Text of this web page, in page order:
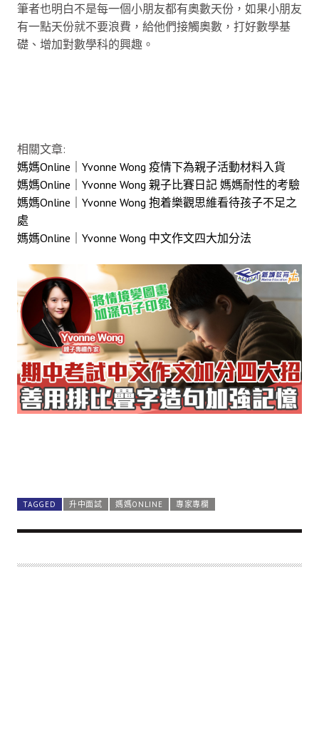
筆者也明白不是每一個小朋友都有奧數天份，如果小朋友
有一點天份就不要浪費，給他們接觸奧數，打好數學基
礎、增加對數學科的興趣。
相關文章:
媽媽Online｜Yvonne Wong 疫情下為親子活動材料入貨
媽媽Online｜Yvonne Wong 親子比賽日記 媽媽耐性的考驗
媽媽Online｜Yvonne Wong 抱着樂觀思維看待孩子不足之
處
媽媽Online｜Yvonne Wong 中文作文四大加分法
TAGGED 升中面試 媽媽ONLINE 專家專欄